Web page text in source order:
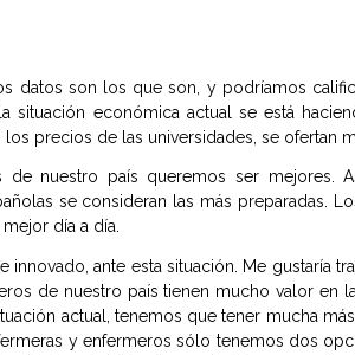
datos son los que son, y podríamos
situación económica actual se está
precios de las universidades, se ofertan
nuestro país queremos ser
se consideran las más preparadas.
día a día.
ante esta situación. Me gustaría
de nuestro país tienen mucho valor en
actual, tenemos que tener mucha
y enfermeros sólo tenemos dos